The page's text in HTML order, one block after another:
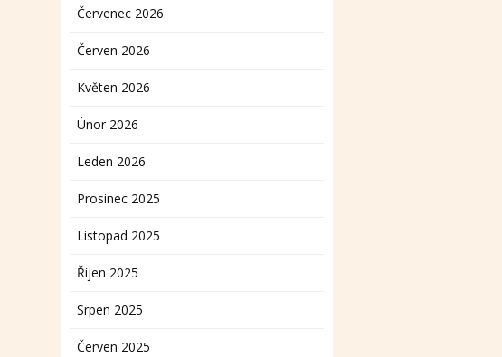
Červenec 2026
Červen 2026
Květen 2026
Únor 2026
Leden 2026
Prosinec 2025
Listopad 2025
Říjen 2025
Srpen 2025
Červen 2025